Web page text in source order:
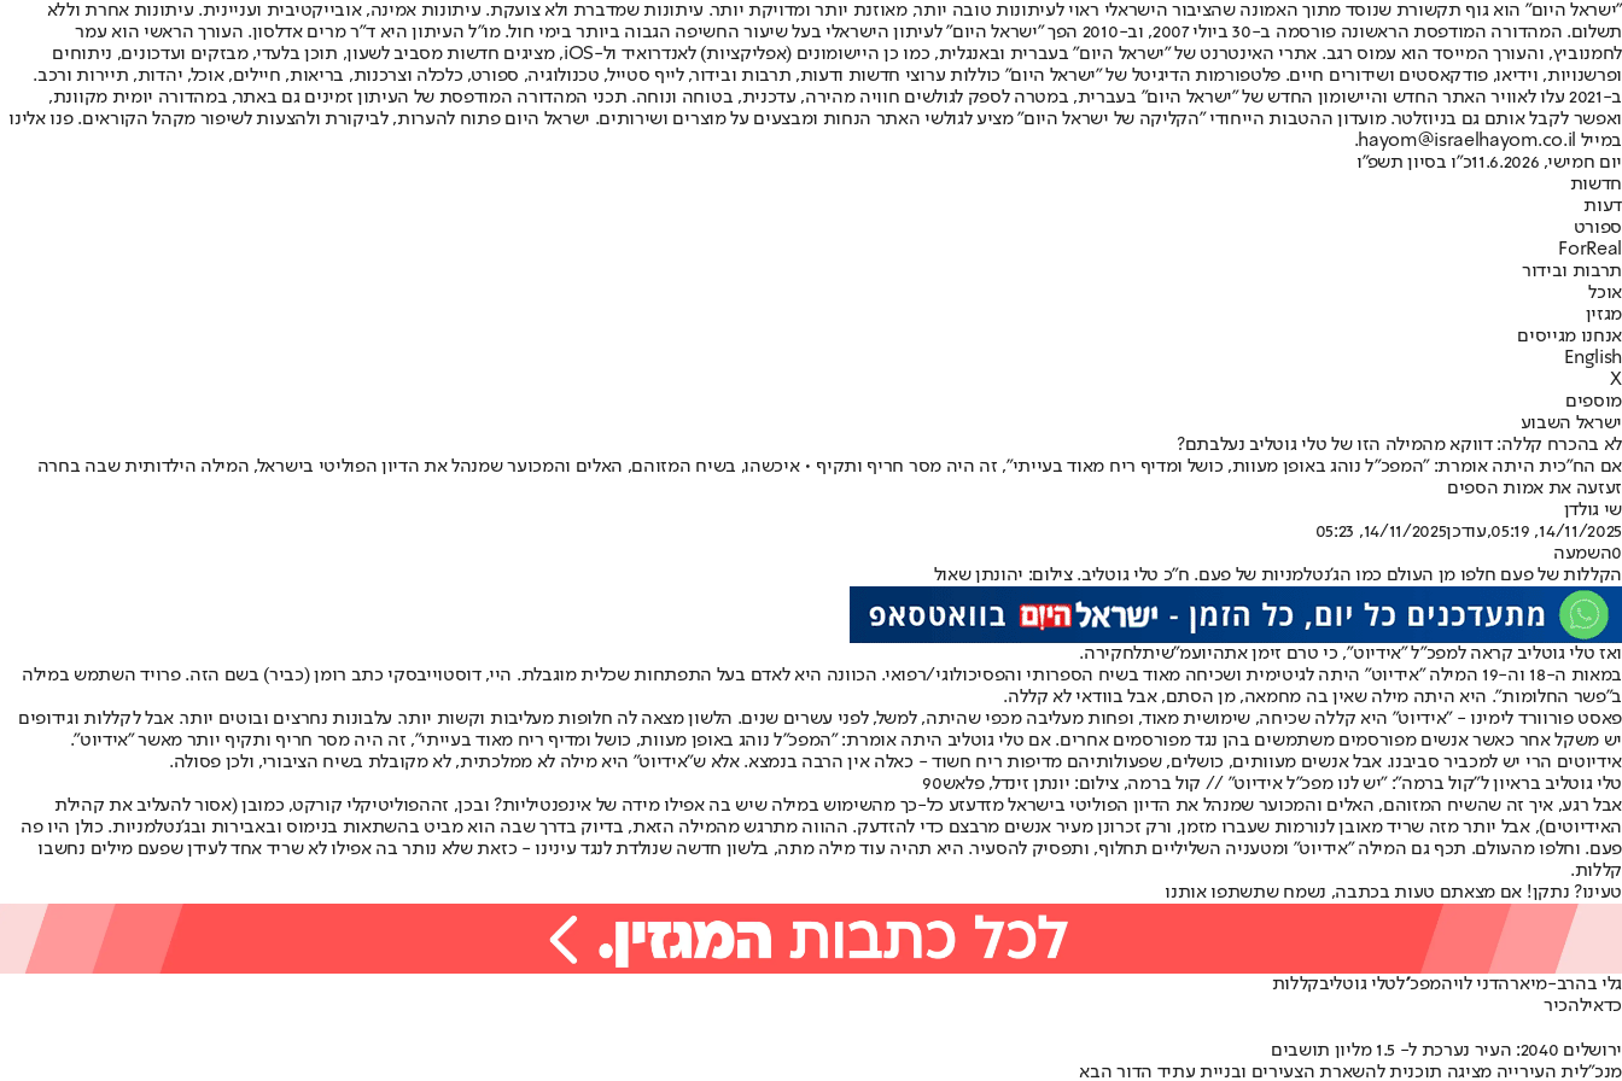
"ישראל היום" הוא גוף תקשורת שנוסד מתוך האמונה שהציבור הישראלי ראוי לעיתונות טובה יותר, מאוזנת יותר ומדויקת יותר. עיתונות שמדברת ולא צועקת. עיתונות אמינה, אובייקטיבית ועניינית. עיתונות אחרת וללא
תשלום. המהדורה המודפסת הראשונה פורסמה ב-30 ביולי 2007, וב-2010 הפך "ישראל היום" לעיתון הישראלי בעל שיעור החשיפה הגבוה ביותר בימי חול. מו"ל העיתון היא ד"ר מרים אדלסון. העורך הראשי הוא עמר
לחמנוביץ, והעורך המייסד הוא עמוס רגב. אתרי האינטרנט של "ישראל היום" בעברית ובאנגלית, כמו כן היישומונים (אפליקציות) לאנדרואיד ול-iOS, מציגים חדשות מסביב לשעון, תוכן בלעדי, מבזקים ועדכונים, ניתוחים
ופרשנויות, וידיאו, פודקאסטים ושידורים חיים. פלטפורמות הדיגיטל של "ישראל היום" כוללות ערוצי חדשות ודעות, תרבות ובידור, לייף סטייל, טכנולוגיה, ספורט, כלכלה וצרכנות, בריאות, חיילים, אוכל, יהדות, תיירות ורכב.
ב-2021 עלו לאוויר האתר החדש והיישומון החדש של "ישראל היום" בעברית, במטרה לספק לגולשים חוויה מהירה, עדכנית, בטוחה ונוחה. תכני המהדורה המודפסת של העיתון זמינים גם באתר, במהדורה יומית מקוונת,
ואפשר לקבל אותם גם בניוזלטר. מועדון ההטבות הייחודי "הקליקה של ישראל היום" מציע לגולשי האתר הנחות ומבצעים על מוצרים ושירותים. ישראל היום פתוח להערות, לביקורת ולהצעות לשיפור מקהל הקוראים. פנו אלינו
במייל hayom@israelhayom.co.il.
יום חמישי, 11.6.2026
כ"ו בסיון תשפ"ו
חדשות
דעות
ספורט
ForReal
תרבות ובידור
אוכל
מגזין
אנחנו מגייסים
English
X
מוספים
ישראל השבוע
לא בהכרח קללה: דווקא מהמילה הזו של טלי גוטליב נעלבתם?
אם הח"כית היתה אומרת: "המפכ"ל נוהג באופן מעוות, כושל ומדיף ריח מאוד בעייתי", זה היה מסר חריף ותקיף • איכשהו, בשיח המזוהם, האלים והמכוער שמנהל את הדיון הפוליטי בישראל, המילה הילדותית שבה בחרה
זעזעה את אמות הספים
שי גולדן
14/11/2025, 05:19
,עודכן14/11/2025, 05:23
0השמעה
הקללות של פעם חלפו מן העולם כמו הג'נטלמניות של פעם. ח"כ טלי גוטליב. צילום: יהונתן שאול
ואז טלי גוטליב קראה למפכ"ל "אידיוט", כי טרם זימן אתהיועמ"שיתלחקירה.
במאות ה-18 וה-19 המילה "אידיוט" היתה לגיטימית ושכיחה מאוד בשיח הספרותי והפסיכולוגי/רפואי. הכוונה היא לאדם בעל התפתחות שכלית מוגבלת. היי, דוסטוייבסקי כתב רומן (כביר) בשם הזה. פרויד השתמש במילה
ב"פשר החלומות". היא היתה מילה שאין בה מחמאה, מן הסתם, אבל בוודאי לא קללה.
פאסט פורוורד לימינו - "אידיוט" היא קללה שכיחה, שימושית מאוד, ופחות מעליבה מכפי שהיתה, למשל, לפני עשרים שנים. הלשון מצאה לה חלופות מעליבות וקשות יותר. עלבונות נחרצים ובוטים יותר. אבל לקללות וגידופים
יש משקל אחר כאשר אנשים מפורסמים משתמשים בהן נגד מפורסמים אחרים. אם טלי גוטליב היתה אומרת: "המפכ"ל נוהג באופן מעוות, כושל ומדיף ריח מאוד בעייתי", זה היה מסר חריף ותקיף יותר מאשר "אידיוט".
אידיוטים הרי יש למכביר סביבנו. אבל אנשים מעוותים, כושלים, שפעולותיהם מדיפות ריח חשוד - כאלה אין הרבה בנמצא. אלא ש"אידיוט" היא מילה לא ממלכתית, לא מקובלת בשיח הציבורי, ולכן פסולה.
טלי גוטליב בראיון ל"קול ברמה": "יש לנו מפכ"ל אידיוט" // קול ברמה, צילום: יונתן זינדל, פלאש90
אבל רגע, איך זה שהשיח המזוהם, האלים והמכוער שמנהל את הדיון הפוליטי בישראל מזדעזע כל-כך מהשימוש במילה שיש בה אפילו מידה של אינפנטיליות? ובכן, זההפוליטיקלי קורקט, כמובן (אסור להעליב את קהילת
האידיוטים), אבל יותר מזה שריד מאובן לנורמות שעברו מזמן, ורק זכרונן מעיר אנשים מרבצם כדי להזדעק. ההווה מתרגש מהמילה הזאת, בדיוק בדרך שבה הוא מביט בהשתאות בנימוס ובאבירות ובג'נטלמניות. כולן היו פה
פעם. וחלפו מהעולם. תכף גם המילה "אידיוט" ומטעניה השליליים תחלוף, ותפסיק להסעיר. היא תהיה עוד מילה מתה, בלשון חדשה שנולדת לנגד עינינו - כזאת שלא נותר בה אפילו לא שריד אחד לעידן שפעם מילים נחשבו
קללות.
טעינו? נתקן! אם מצאתם טעות בכתבה, נשמח שתשתפו אותנו
גלי בהרב-מיארהדני לויהמפכ''לטלי גוטליבקללות
כדאילהכיר
ירושלים 2040: העיר נערכת ל- 1.5 מליון תושבים
מנכ"לית העירייה מציגה תוכנית להשארת הצעירים ובניית עתיד הדור הבא